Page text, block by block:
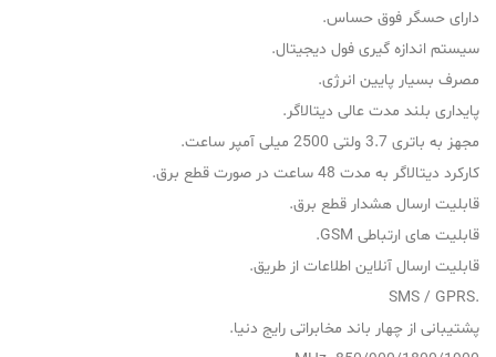
دارای حسگر فوق حساس.
سیستم اندازه گیری فول دیجیتال.
مصرف بسیار پایین انرژی.
پایداری بلند مدت عالی دیتالاگر.
مجهز به باتری 3.7 ولتی 2500 میلی آمپر ساعت.
کارکرد دیتالاگر به مدت 48 ساعت در صورت قطع برق.
قابلیت ارسال هشدار قطع برق.
قابلیت های ارتباطی GSM.
قابلیت ارسال آنلاین اطلاعات از طریق.
.SMS / GPRS
پشتیبانی از چهار باند مخابراتی رایج دنیا.